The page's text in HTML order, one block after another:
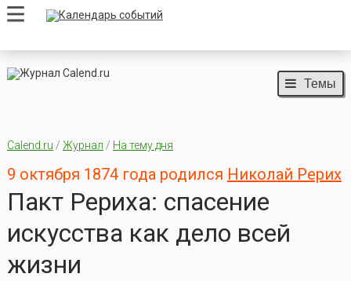
Темы
Calend.ru / Журнал / На тему дня
9 октября 1874 года родился Николай Рерих
Пакт Рериха: спасение
искусства как дело всей
жизни